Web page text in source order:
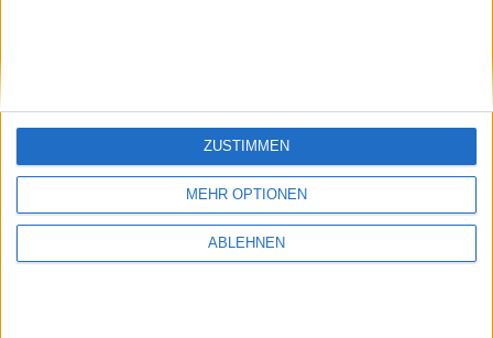
MEHR OPTIONEN
ABLEHNEN
ZUSTIMMEN
Firmware-Update der Grafikkarte für iMac
25.08.2011